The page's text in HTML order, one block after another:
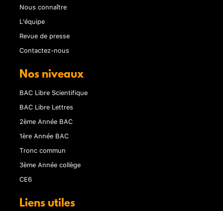
Nous connaître
L'équipe
Revue de presse
Contactez-nous
Nos niveaux
BAC Libre Scientifique
BAC Libre Lettres
2ème Année BAC
1ère Année BAC
Tronc commun
3ème Année collège
CE6
Liens utiles